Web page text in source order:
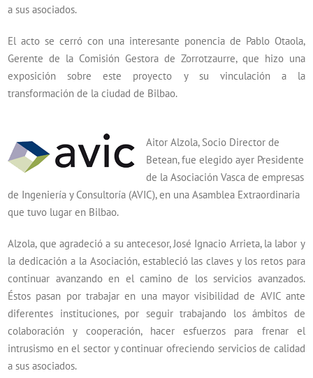
a sus asociados.
El acto se cerró con una interesante ponencia de Pablo Otaola,
Gerente de la Comisión Gestora de Zorrotzaurre, que hizo una
exposición sobre este proyecto y su vinculación a la
transformación de la ciudad de Bilbao.
Aitor Alzola, Socio Director de
Betean, fue elegido ayer Presidente
de la Asociación Vasca de empresas
de Ingeniería y Consultoría (AVIC), en una Asamblea Extraordinaria
que tuvo lugar en Bilbao.
Alzola, que agradeció a su antecesor, José Ignacio Arrieta, la labor y
la dedicación a la Asociación, estableció las claves y los retos para
continuar avanzando en el camino de los servicios avanzados.
Éstos pasan por trabajar en una mayor visibilidad de AVIC ante
diferentes instituciones, por seguir trabajando los ámbitos de
colaboración y cooperación, hacer esfuerzos para frenar el
intrusismo en el sector y continuar ofreciendo servicios de calidad
a sus asociados.